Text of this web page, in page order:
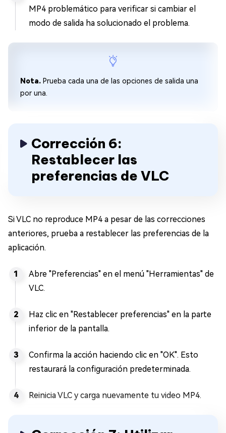
MP4 problemático para verificar si cambiar el
modo de salida ha solucionado el problema.
Nota. Prueba cada una de las opciones de salida una
por una.
Corrección 6:
Restablecer las
preferencias de VLC
Si VLC no reproduce MP4 a pesar de las correcciones
anteriores, prueba a restablecer las preferencias de la
aplicación.
Abre "Preferencias" en el menú "Herramientas" de
VLC.
Haz clic en "Restablecer preferencias" en la parte
inferior de la pantalla.
Confirma la acción haciendo clic en "OK". Esto
restaurará la configuración predeterminada.
Reinicia VLC y carga nuevamente tu video MP4.